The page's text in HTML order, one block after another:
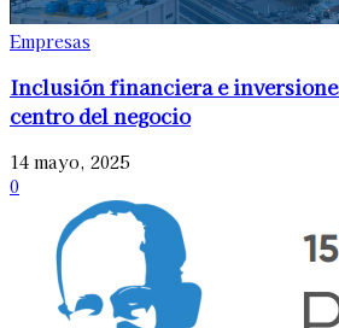
Empresas
Inclusión financiera e
centro del negocio
14 mayo, 2025
0